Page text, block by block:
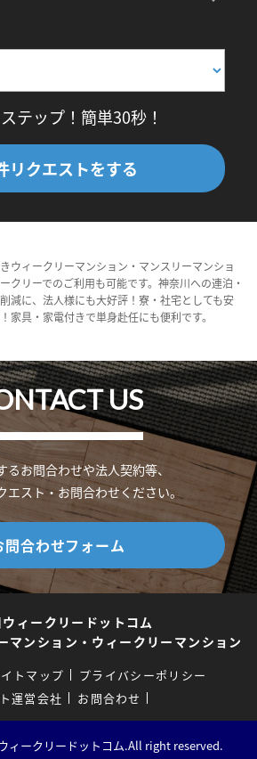
テップ！簡単30秒！
リクエストをする
ウィークリーマンション・マンスリーマンショ
クリーでのご利用も可能です。神奈川への連泊・
減に、法人様にも大好評！寮・社宅としても安
家具・家電付きで単身赴任にも便利です。
US
るお問合わせや法人契約等、
エスト・お問合わせください。
問合わせフォーム
ィークリードットコム
マンション・ウィークリーマンション
トマップ
プライバシーポリシー
運営会社
お問合わせ
ィークリードットコム.All right reserved.